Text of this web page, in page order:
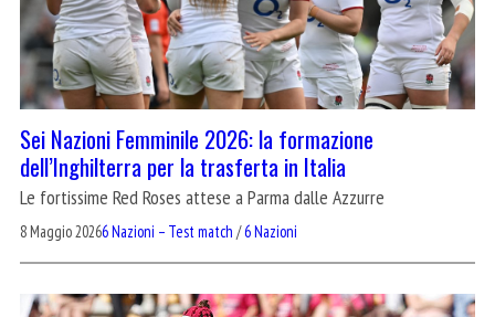
Sei Nazioni Femminile 2026: la formazione
dell’Inghilterra per la trasferta in Italia
Le fortissime Red Roses attese a Parma dalle Azzurre
8 Maggio 20266 Nazioni – Test match /6 Nazioni